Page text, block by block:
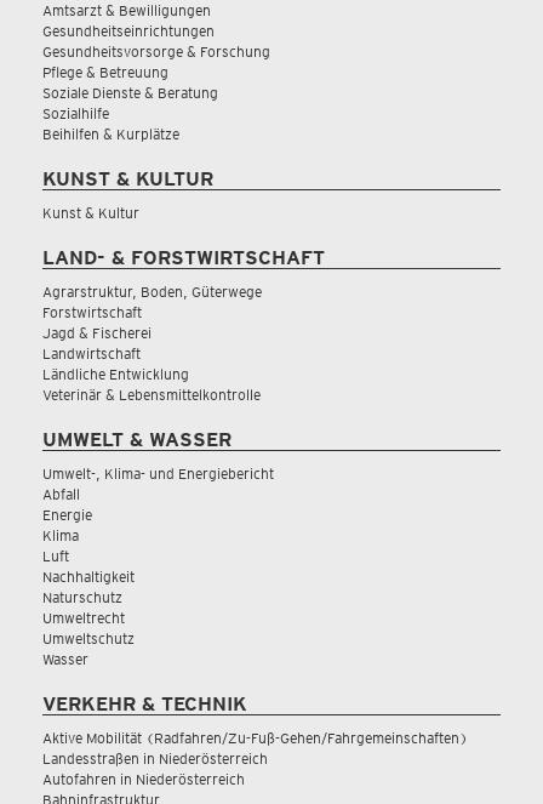
Amtsarzt & Bewilligungen
Gesundheitseinrichtungen
Gesundheitsvorsorge & Forschung
Pflege & Betreuung
Soziale Dienste & Beratung
Sozialhilfe
Beihilfen & Kurplätze
KUNST & KULTUR
Kunst & Kultur
LAND- & FORSTWIRTSCHAFT
Agrarstruktur, Boden, Güterwege
Forstwirtschaft
Jagd & Fischerei
Landwirtschaft
Ländliche Entwicklung
Veterinär & Lebensmittelkontrolle
UMWELT & WASSER
Umwelt-, Klima- und Energiebericht
Abfall
Energie
Klima
Luft
Nachhaltigkeit
Naturschutz
Umweltrecht
Umweltschutz
Wasser
VERKEHR & TECHNIK
Aktive Mobilität (Radfahren/Zu-Fuß-Gehen/Fahrgemeinschaften)
Landesstraßen in Niederösterreich
Autofahren in Niederösterreich
Bahninfrastruktur